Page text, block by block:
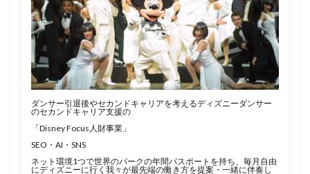
ダンサー引退後やセカンドキャリアを考えるディズニーダンサー
のセカンドキャリア支援の
「Disney Focus人財事業」
SEO・AI・SNS
ネット環境1つで世界のパークの年間パスポートを持ち、毎月自由
にディズニーに行く我々が最先端の働き方を提案・一緒に伴奏し